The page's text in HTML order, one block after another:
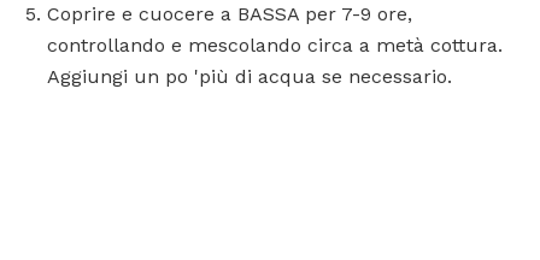
Coprire e cuocere a BASSA per 7-9 ore,
controllando e mescolando circa a metà cottura.
Aggiungi un po 'più di acqua se necessario.